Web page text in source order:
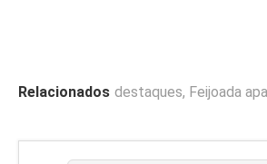
Relacionados destaques, Feijoada